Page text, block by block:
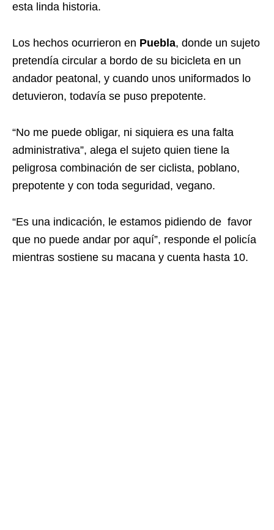
esta linda historia.
Los hechos ocurrieron en Puebla, donde un sujeto
pretendía circular a bordo de su bicicleta en un
andador peatonal, y cuando unos uniformados lo
detuvieron, todavía se puso prepotente.
“No me puede obligar, ni siquiera es una falta
administrativa”, alega el sujeto quien tiene la
peligrosa combinación de ser ciclista, poblano,
prepotente y con toda seguridad, vegano.
“Es una indicación, le estamos pidiendo de favor
que no puede andar por aquí”, responde el policía
mientras sostiene su macana y cuenta hasta 10.